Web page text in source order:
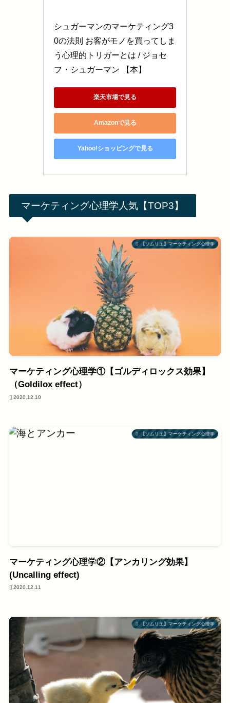
シュガーマンのマーケティング3
0の法則 お客がモノを買ってしま
う心理的トリガーとは / ジョセ
フ・シュガーマン 【本】
楽天市場で見る
Amazonで見る
Yahoo!ショッピングで見る
マーケティング心理学人気【TOP3】
【ソムリエ】マーケティング心理学
マーケティング心理学①【ゴルディロックス効果】
（Goldilox effect）
2020.12.10
【ソムリエ】マーケティング心理学
マーケティング心理学②【アンカリング効果】
(Uncalling effect)
2020.12.11
【ソムリエ】マーケティング心理学